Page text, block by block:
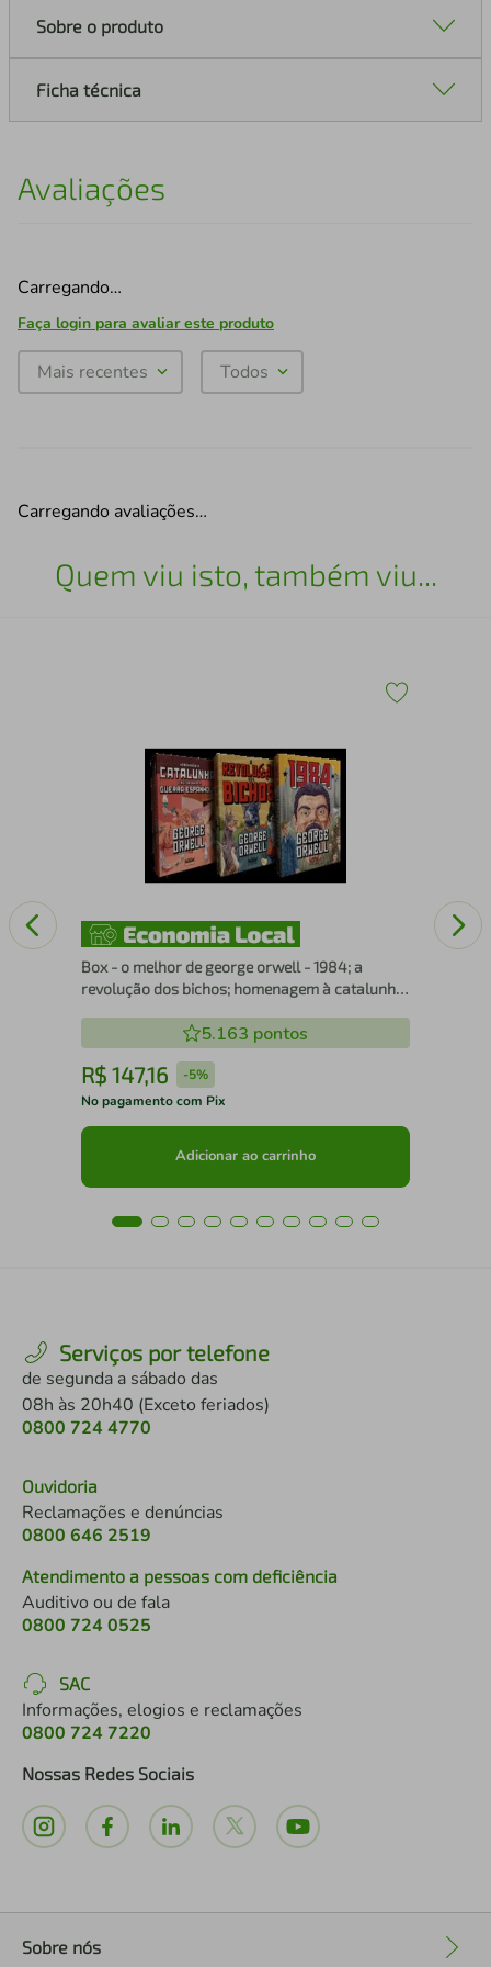
Sobre o produto
Ficha técnica
Avaliações
Carregando…
Faça login para avaliar este produto
Mais recentes Todos
Carregando avaliações…
Quem viu isto, também viu...
Box - o melhor de george orwell - 1984; a
revolução dos bichos; homenagem à catalunha
5.163 pontos
R$ 147,16 -5%
No pagamento com Pix
Adicionar ao carrinho
Serviços por telefone
de segunda a sábado das
08h às 20h40 (Exceto feriados)
0800 724 4770
Ouvidoria
Reclamações e denúncias
0800 646 2519
Atendimento a pessoas com deficiência
Auditivo ou de fala
0800 724 0525
SAC
Informações, elogios e reclamações
0800 724 7220
Nossas Redes Sociais
Sobre nós